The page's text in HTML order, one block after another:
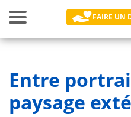
FAIRE UN
Toggle
navigation
Entre
paysage